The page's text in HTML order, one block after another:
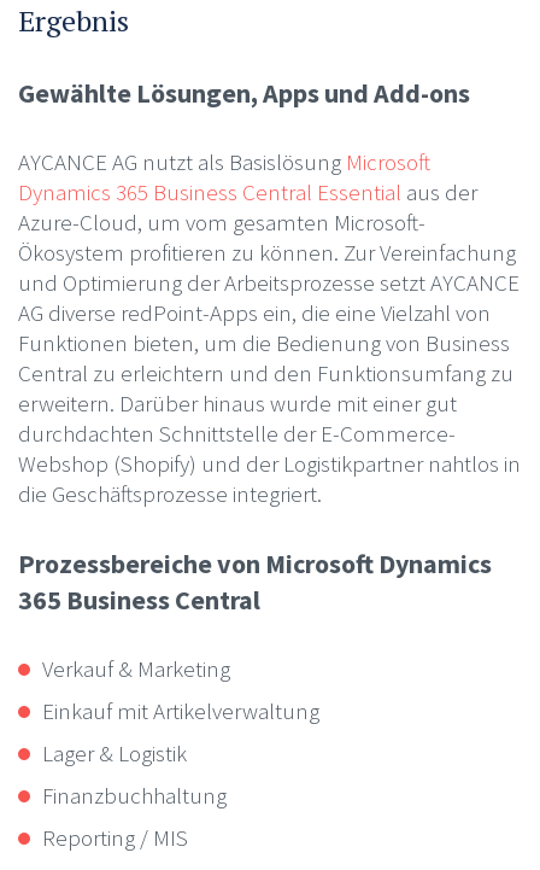
Ergebnis
Gewählte Lösungen, Apps und Add-ons
AYCANCE AG nutzt als Basislösung Microsoft
Dynamics 365 Business Central Essential aus der
Azure-Cloud, um vom gesamten Microsoft-
Ökosystem profitieren zu können. Zur Vereinfachung
und Optimierung der Arbeitsprozesse setzt AYCANCE
AG diverse redPoint-Apps ein, die eine Vielzahl von
Funktionen bieten, um die Bedienung von Business
Central zu erleichtern und den Funktionsumfang zu
erweitern. Darüber hinaus wurde mit einer gut
durchdachten Schnittstelle der E-Commerce-
Webshop (Shopify) und der Logistikpartner nahtlos in
die Geschäftsprozesse integriert.
Prozessbereiche von Microsoft Dynamics
365 Business Central
Verkauf & Marketing
Einkauf mit Artikelverwaltung
Lager & Logistik
Finanzbuchhaltung
Reporting / MIS